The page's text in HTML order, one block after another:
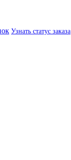
Узнать статус заказа